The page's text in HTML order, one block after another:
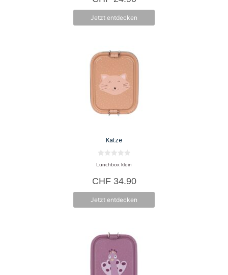
5
Jetzt entdecken
Katze
v
n
5
Lunchbox klein
CHF34.90
Jetzt entdecken